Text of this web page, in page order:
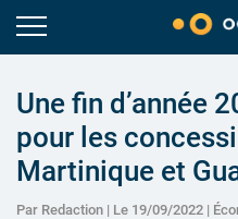
Une fin d’année
pour les
Martinique et
Par Redaction | Le 19/09/2022 |